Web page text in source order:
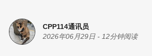
CPP114通讯员
2026年06月29日 - 12分钟阅读